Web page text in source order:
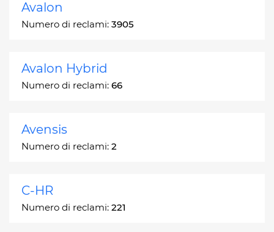
Avalon
Numero di reclami: 3905
Avalon Hybrid
Numero di reclami: 66
Avensis
Numero di reclami: 2
C-HR
Numero di reclami: 221